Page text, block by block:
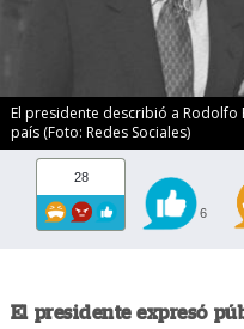
El presidente describió a
país (Foto: Redes Sociales)
28
6
El presidente expresó